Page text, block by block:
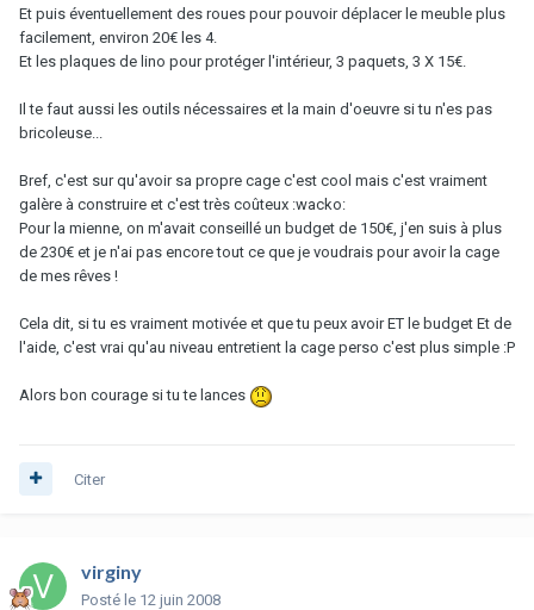
Et puis éventuellement des roues pour pouvoir déplacer le meuble plus
facilement, environ 20€ les 4.
Et les plaques de lino pour protéger l'intérieur, 3 paquets, 3 X 15€.
Il te faut aussi les outils nécessaires et la main d'oeuvre si tu n'es pas
bricoleuse...
Bref, c'est sur qu'avoir sa propre cage c'est cool mais c'est vraiment
galère à construire et c'est très coûteux :wacko:
Pour la mienne, on m'avait conseillé un budget de 150€, j'en suis à plus
de 230€ et je n'ai pas encore tout ce que je voudrais pour avoir la cage
de mes rêves !
Cela dit, si tu es vraiment motivée et que tu peux avoir ET le budget Et de
l'aide, c'est vrai qu'au niveau entretient la cage perso c'est plus simple :P
Alors bon courage si tu te lances
Citer
virginy
Posté le 12 juin 2008